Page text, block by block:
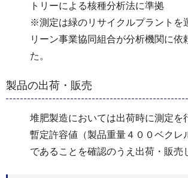
トリーによる核種分析法に準拠
※測定は緑のリサイクルプラントを
リーン事業協同組合が分析機関に依
た。
製品の出荷・販売
堆肥製造においては出荷時に測定を
暫定許容値（製品重量４００ベクレ
であることを確認のうえ出荷・販売